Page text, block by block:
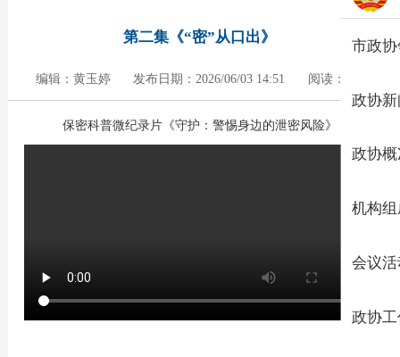
市政
政协新
政协概
机构组
会议活
政协工
第二集《“密”从口出》
编辑：黄玉婷 发布日期：2026/06/03 14:51 阅读：488
保密科普微纪录片《守护：警惕身边的泄密风险》